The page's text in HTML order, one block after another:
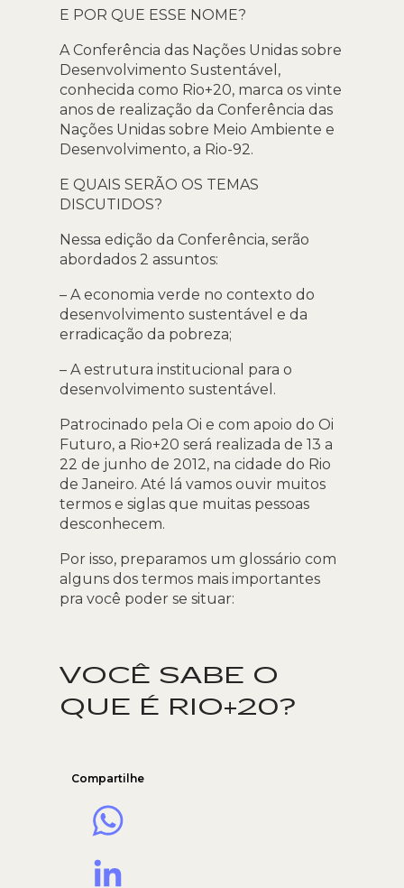
E POR QUE ESSE NOME?
A Conferência das Nações Unidas sobre
Desenvolvimento Sustentável,
conhecida como Rio+20, marca os vinte
anos de realização da Conferência das
Nações Unidas sobre Meio Ambiente e
Desenvolvimento, a Rio-92.
E QUAIS SERÃO OS TEMAS
DISCUTIDOS?
Nessa edição da Conferência, serão
abordados 2 assuntos:
– A economia verde no contexto do
desenvolvimento sustentável e da
erradicação da pobreza;
– A estrutura institucional para o
desenvolvimento sustentável.
Patrocinado pela Oi e com apoio do Oi
Futuro, a Rio+20 será realizada de 13 a
22 de junho de 2012, na cidade do Rio
de Janeiro. Até lá vamos ouvir muitos
termos e siglas que muitas pessoas
desconhecem.
Por isso, preparamos um glossário com
alguns dos termos mais importantes
pra você poder se situar:
VOCÊ SABE O
QUE É RIO+20?
Compartilhe